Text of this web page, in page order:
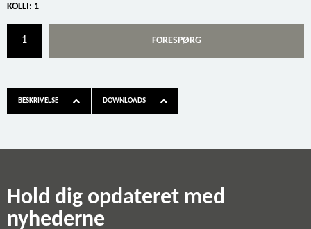
KOLLI: 1
FORESPØRG
BESKRIVELSE DOWNLOADS
Hold dig opdateret med
nyhederne